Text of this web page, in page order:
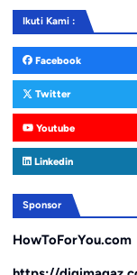
Ikuti Kami :
Facebook
Twitter
Youtube
Linkedin
Sponsor
HowToForYou.com